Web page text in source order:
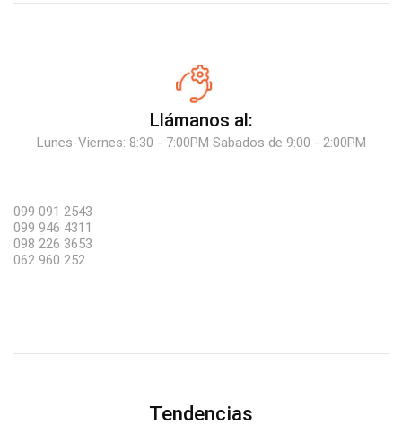
Llámanos al:
Lunes-Viernes: 8:30 - 7:00PM Sabados de 9:00 - 2:00PM
099 091 2543
099 946 4311
098 226 3653
062 960 252
Tendencias